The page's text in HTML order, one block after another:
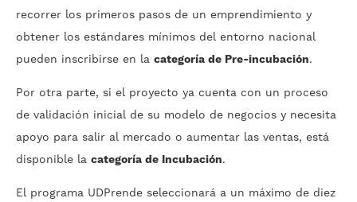
recorrer los primeros pasos de un emprendimiento y
obtener los estándares mínimos del entorno nacional
pueden inscribirse en la categoría de Pre-incubación.
Por otra parte, si el proyecto ya cuenta con un proceso
de validación inicial de su modelo de negocios y necesita
apoyo para salir al mercado o aumentar las ventas, está
disponible la categoría de Incubación.
El programa UDPrende seleccionará a un máximo de diez